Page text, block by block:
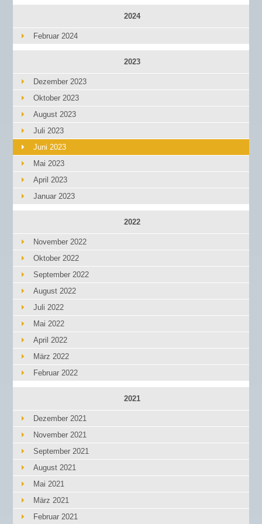
2024
Februar 2024
2023
Dezember 2023
Oktober 2023
August 2023
Juli 2023
Juni 2023
Mai 2023
April 2023
Januar 2023
2022
November 2022
Oktober 2022
September 2022
August 2022
Juli 2022
Mai 2022
April 2022
März 2022
Februar 2022
2021
Dezember 2021
November 2021
September 2021
August 2021
Mai 2021
März 2021
Februar 2021